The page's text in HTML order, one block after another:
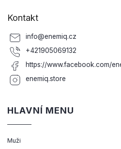
Kontakt
info@enemiq.cz
+421905069132
https://www.facebook.com/
enemiq.store
HLAVNÍ MENU
Muži